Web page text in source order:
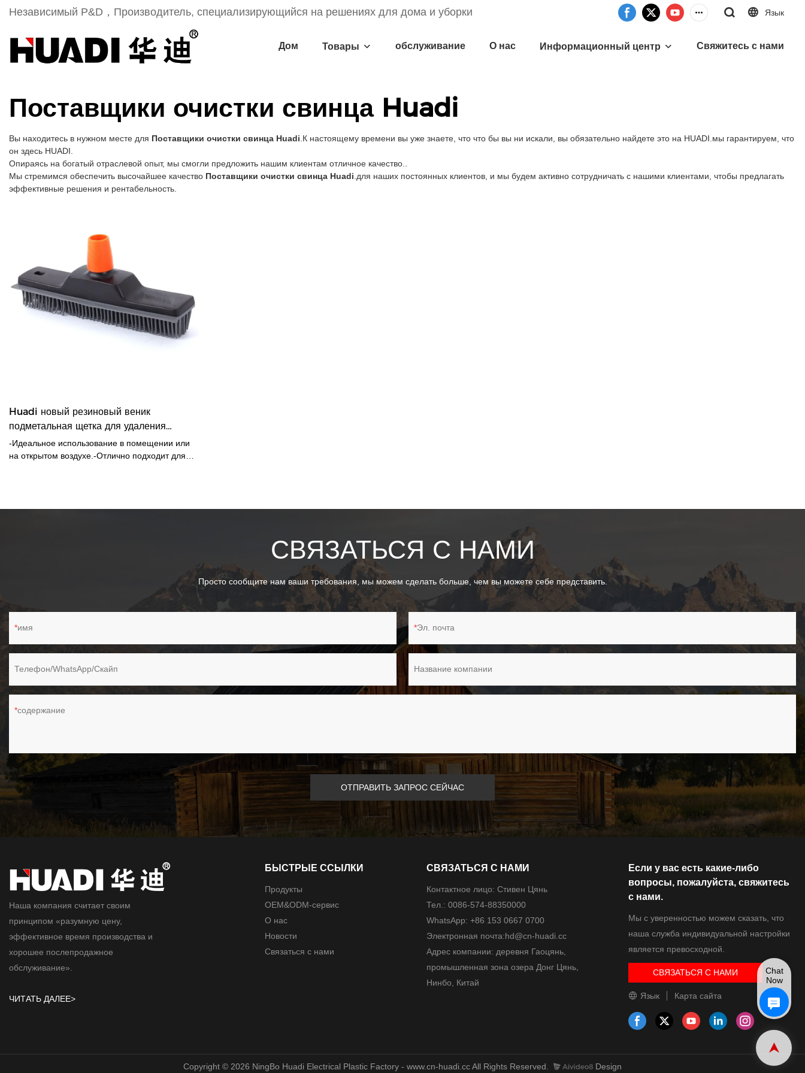
Независимый Р&D，Производитель, специализирующийся на решениях для дома и уборки Язык
Дом Товары обслуживание О нас Информационный центр Свяжитесь с нами
Поставщики очистки свинца Huadi
Вы находитесь в нужном месте для Поставщики очистки свинца Huadi.К настоящему времени вы уже знаете, что что бы вы ни искали, вы обязательно найдете это на HUADI.мы гарантируем, что
он здесь HUADI.
Опираясь на богатый отраслевой опыт, мы смогли предложить нашим клиентам отличное качество..
Мы стремимся обеспечить высочайшее качество Поставщики очистки свинца Huadi.для наших постоянных клиентов, и мы будем активно сотрудничать с нашими клиентами, чтобы предлагать
эффективные решения и рентабельность.
Huadi новый резиновый веник
подметальная щетка для удаления
шерсти домашних животных ковер веник
-Идеальное использование в помещении или
на открытом воздухе.-Отлично подходит для
СВЯЗАТЬСЯ С НАМИ
Просто сообщите нам ваши требования, мы можем сделать больше, чем вы можете себе представить.
имя Эл. почта
Телефон/WhatsApp/Скайп Название компании
содержание
ОТПРАВИТЬ ЗАПРОС СЕЙЧАС
Наша компания считает своим
принципом «разумную цену,
эффективное время производства и
хорошее послепродажное
обслуживание».
ЧИТАТЬ ДАЛЕЕ>
БЫСТРЫЕ ССЫЛКИ
Продукты
ОЕМ&ODM-сервис
О нас
Новости
Связаться с нами
СВЯЗАТЬСЯ С НАМИ
Контактное лицо: Стивен Цянь
Тел.: 0086-574-88350000
WhatsApp: +86 153 0667 0700
Электронная почта:hd@cn-huadi.cc
​​​​Адрес компании: деревня Гаоцянь,
промышленная зона озера Донг Цянь,
Нинбо, Китай
Если у вас есть какие-либо
вопросы, пожалуйста, свяжитесь
с нами.
Мы с уверенностью можем сказать, что
наша служба индивидуальной настройки
является превосходной.
СВЯЗАТЬСЯ С НАМИ
Язык Карта сайта
Copyright © 2026 NingBo Huadi Electrical Plastic Factory - www.cn-huadi.cc All Rights Reserved. Design
Chat
Now